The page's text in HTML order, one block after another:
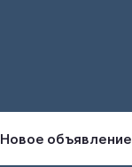
Новое объявление